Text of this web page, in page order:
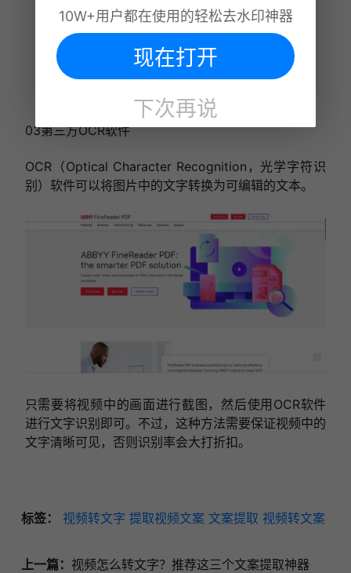
03第三方OCR软件
OCR（Optical Character Recognition，光学字符识
别）软件可以将图片中的文字转换为可编辑的文本。
只需要将视频中的画面进行截图 ，然后使用OCR软件
进行文字识别 即可。不过，这种方法需要保证视频中的
文字清晰可见，否则识别率会大打折扣。
标签： 视频转文字 提取视频文案 文案提取 视频转文案
上一篇： 视频怎么转文字？推荐这三个文案提取神器
10W+用户都在使用的轻松去水印神器
现在打开
下次再说